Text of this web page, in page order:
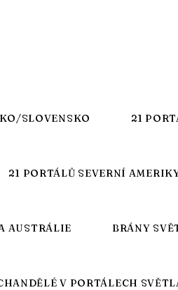
SLOVENSKO 21
21 PORTÁLŮ SEVERNÍ
AUSTRÁLIE BRÁNY
V PORTÁLECH